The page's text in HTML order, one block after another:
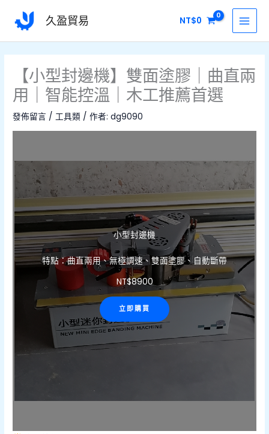
要
久盈貿易 NT$0
【小型封邊機】雙面塗膠｜曲直兩
用｜智能控溫｜木工推薦首選
發佈留言 /工具類 / 作者:dg9090
小型封邊機
特點：曲直兩用、無極調速、雙面塗膠、自動斷帶
NT$8900
立即購買